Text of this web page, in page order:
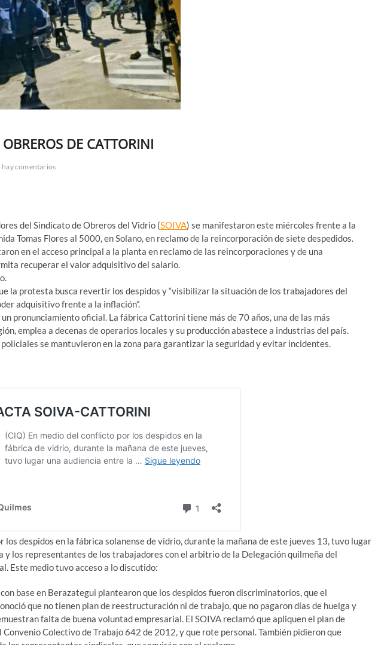
DE CATTORINI
hay comentarios
del Sindicato de Obreros del Vidrio (SOIVA) se manifestaron este miércoles frente a la
Tomas Flores al 5000, en Solano, en reclamo de la reincorporación de siete despedidos.
en el acceso principal a la planta en reclamo de las reincorporaciones y de una
recuperar el valor adquisitivo del salario.
la protesta busca revertir los despidos y “visibilizar la situación de los trabajadores del
adquisitivo frente a la inflación”.
un pronunciamiento oficial. La fábrica Cattorini tiene más de 70 años, una de las más
emplea a decenas de operarios locales y su producción abastece a industrias del país.
se mantuvieron en la zona para garantizar la seguridad y evitar incidentes.
los despidos en la fábrica solanense de vidrio, durante la mañana de este jueves 13, tuvo lugar
y los representantes de los trabajadores con el arbitrio de la Delegación quilmeña del
Este medio tuvo acceso a lo discutido:
base en Berazategui plantearon que los despidos fueron discriminatorios, que el
que no tienen plan de reestructuración ni de trabajo, que no pagaron días de huelga y
falta de buena voluntad empresarial. El SOIVA reclamó que apliquen el plan de
Colectivo de Trabajo 642 de 2012, y que rote personal. También pidieron que